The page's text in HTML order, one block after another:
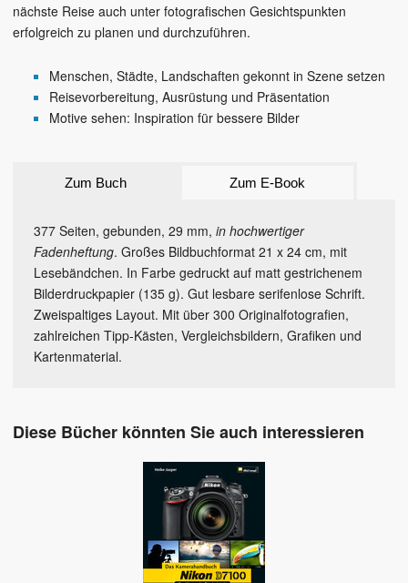
nächste Reise auch unter fotografischen Gesichtspunkten
erfolgreich zu planen und durchzuführen.
Menschen, Städte, Landschaften gekonnt in Szene setzen
Reisevorbereitung, Ausrüstung und Präsentation
Motive sehen: Inspiration für bessere Bilder
Zum Buch Zum E-Book
377 Seiten, gebunden, 29 mm, in hochwertiger
Fadenheftung. Großes Bildbuchformat 21 x 24 cm, mit
Lesebändchen. In Farbe gedruckt auf matt gestrichenem
Bilderdruckpapier (135 g). Gut lesbare serifenlose Schrift.
Zweispaltiges Layout. Mit über 300 Originalfotografien,
zahlreichen Tipp-Kästen, Vergleichsbildern, Grafiken und
Kartenmaterial.
Diese Bücher könnten Sie auch interessieren